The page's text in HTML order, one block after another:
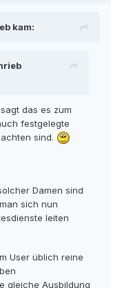
kam:
das es zum
festgelegte
sind.
Damen sind
sich nun
leiten
User üblich reine
gleiche Ausbildung